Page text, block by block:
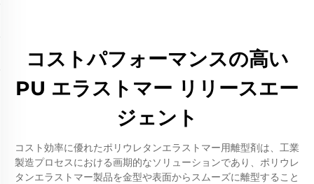
コストパフォーマンスの高い
PU エラストマー リリースエー
ジェント
コスト効率に優れたポリウレタンエラストマー用離型剤は、工業
製造プロセスにおける画期的なソリューションであり、ポリウレ
タンエラストマー製品を金型や表面からスムーズに離型すること